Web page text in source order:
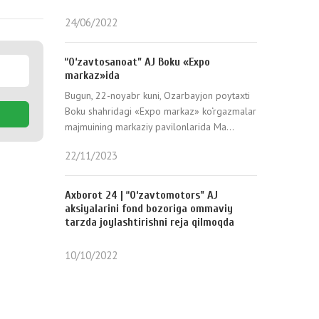
24/06/2022
“O‘zavtosanoat” AJ Boku «Expo
markaz»ida
Bugun, 22-noyabr kuni, Ozarbayjon poytaxti
Boku shahridagi «Expo markaz» ko‘rgazmalar
majmuining markaziy pavilonlarida Ma...
22/11/2023
Axborot 24 | “O‘zavtomotors” AJ
aksiyalarini fond bozoriga ommaviy
tarzda joylashtirishni reja qilmoqda
10/10/2022